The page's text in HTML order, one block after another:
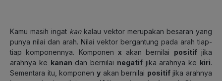
Kamu masih ingat kankalau vektor merupakan besaran yang
punya nilai dan arah. Nilai vektor bergantung pada arah tiap-
tiap komponennya. Komponen x akan bernilai positifjika
arahnya ke kanan dan bernilai negatifjika arahnya ke kiri.
Sementara itu, komponen yakan bernilai positifjika arahnya